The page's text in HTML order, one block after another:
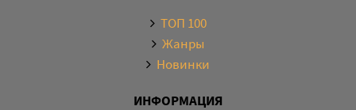
ТОП 100
Жанры
Новинки
ИНФОРМАЦИЯ